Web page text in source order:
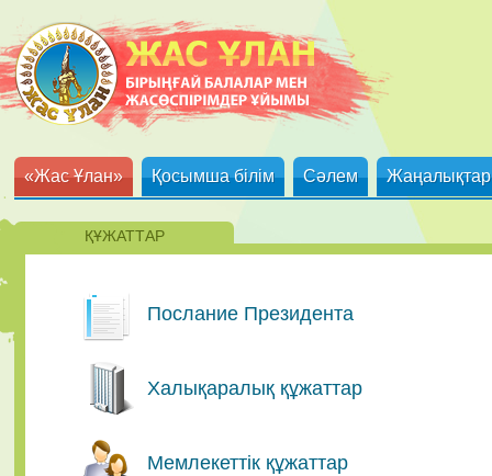
«Жас Ұлан» Қосымша білім Сәлем Жаңалықтар
ҚҰЖАТТАР
Послание Президента
Халықаралық құжаттар
Мемлекеттік құжаттар